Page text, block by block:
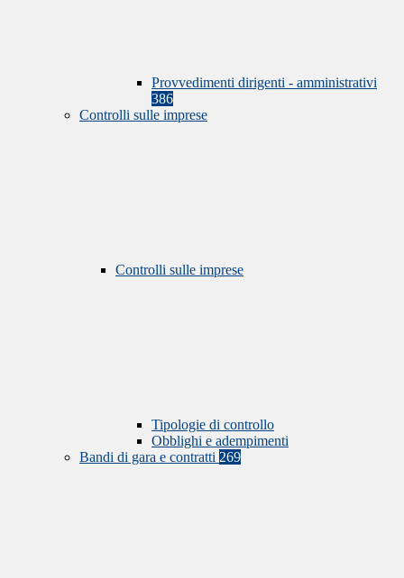
Provvedimenti dirigenti - amministrativi
386
Controlli sulle imprese
Controlli sulle imprese
Tipologie di controllo
Obblighi e adempimenti
Bandi di gara e contratti 269